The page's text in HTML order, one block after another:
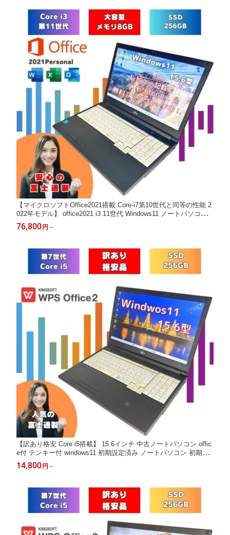
【マイクロソフトOffice2021搭載 Core-i7第10世代と同等の性能 2
022年モデル】 office2021 i3 11世代 Windows11 ノートパソコン 8
GB SSD NVMe 256GB 15.6インチ 富士通 中古ノートパソコン マ
イクロソフトオフィス付 a5511hx-i3-o2021per-1
76,800円 ～
【訳あり格安 Core i5搭載】 15.6インチ 中古ノートパソコン offic
e付 テンキー付 windows11 初期設定済み ノートパソコン 初期設
定済み 中古ノートPC オフィス付きノートパソコン win11 メモリ
8GB SSD256GB 富士通 SSD オフィス付 A747/S a747s-i5-7th-wa
14,800円 ～